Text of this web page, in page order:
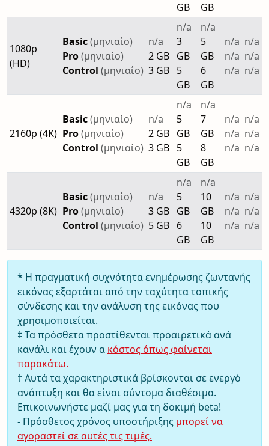
GB
GB
1080p
(HD)
Basic(μηνιαίο)
Pro(μηνιαίο)
Control (μηνιαίο)
n/a
2 GB
3 GB
n/a
3
GB
5
GB
n/a
5
GB
6
GB
n/a
n/a
n/a
n/a
n/a
n/a
2160p (4K)
Basic(μηνιαίο)
Pro(μηνιαίο)
Control (μηνιαίο)
n/a
2 GB
3 GB
n/a
5
GB
5
GB
n/a
7
GB
8
GB
n/a
n/a
n/a
n/a
n/a
n/a
4320p (8K)
Basic(μηνιαίο)
Pro(μηνιαίο)
Control (μηνιαίο)
n/a
3 GB
5 GB
n/a
5
GB
6
GB
n/a
10
GB
10
GB
n/a
n/a
n/a
n/a
n/a
n/a
* Η πραγματική συχνότητα ενημέρωσης ζωντανής
εικόνας εξαρτάται από την ταχύτητα τοπικής
σύνδεσης και την ανάλυση της εικόνας που
χρησιμοποιείται.
‡ Τα πρόσθετα προστίθενται προαιρετικά ανά
κανάλι και έχουν α κόστος όπως φαίνεται
παρακάτω.
† Αυτά τα χαρακτηριστικά βρίσκονται σε ενεργό
ανάπτυξη και θα είναι σύντομα διαθέσιμα.
Επικοινωνήστε μαζί μας για τη δοκιμή beta!
- Πρόσθετος χρόνος υποστήριξης μπορεί να
αγοραστεί σε αυτές τις τιμές.